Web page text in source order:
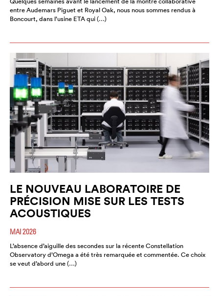
entre Audemars Piguet et Royal Oak, nous nous sommes rendus à
Boncourt, dans l’usine ETA qui (…)
LE NOUVEAU LABORATOIRE DE
PRÉCISION MISE SUR LES TESTS
ACOUSTIQUES
MAI 2026
L’absence d’aiguille des secondes sur la récente Constellation
Observatory d’Omega a été très remarquée et commentée. Ce choix
se veut d’abord une (…)